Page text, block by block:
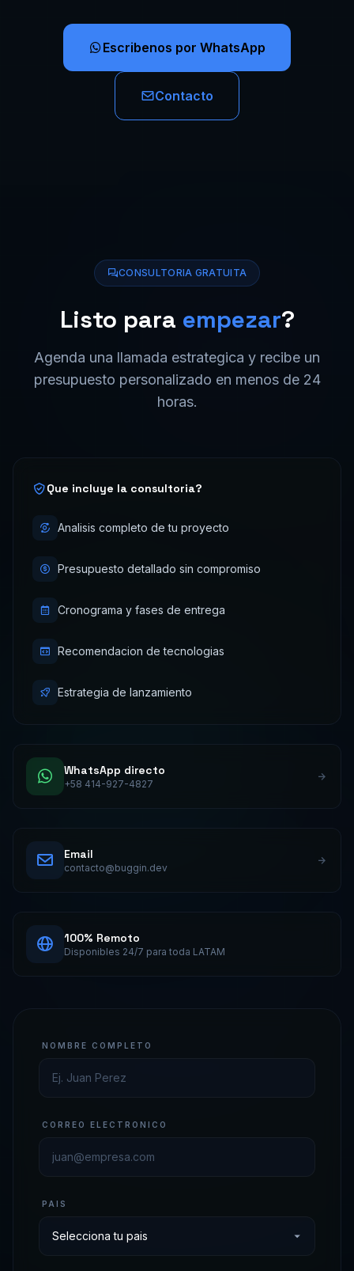
Escribenos por WhatsApp
Contacto
CONSULTORIA GRATUITA
Listo para empezar?
Agenda una llamada estrategica y recibe un
presupuesto personalizado en menos de 24
horas.
Que incluye la consultoria?
Analisis completo de tu proyecto
Presupuesto detallado sin compromiso
Cronograma y fases de entrega
Recomendacion de tecnologias
Estrategia de lanzamiento
WhatsApp directo
+58 414-927-4827
Email
contacto@buggin.dev
100% Remoto
Disponibles 24/7 para toda LATAM
NOMBRE COMPLETO
CORREO ELECTRONICO
PAIS